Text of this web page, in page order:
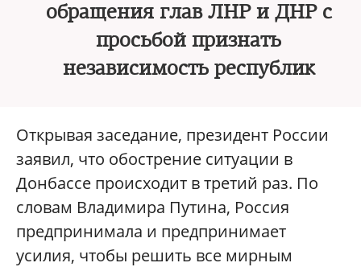
обращения глав ЛНР и ДНР с
просьбой признать
независимость республик
Открывая заседание, президент России
заявил, что обострение ситуации в
Донбассе происходит в третий раз. По
словам Владимира Путина, Россия
предпринимала и предпринимает
усилия, чтобы решить все мирным